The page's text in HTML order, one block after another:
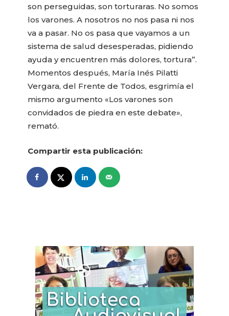
son perseguidas, son torturaras. No somos
los varones. A nosotros no nos pasa ni nos
va a pasar. No os pasa que vayamos a un
sistema de salud desesperadas, pidiendo
ayuda y encuentren más dolores, tortura”.
Momentos después, María Inés Pilatti
Vergara, del Frente de Todos, esgrimía el
mismo argumento «Los varones son
convidados de piedra en este debate»,
remató.
Compartir esta publicación: